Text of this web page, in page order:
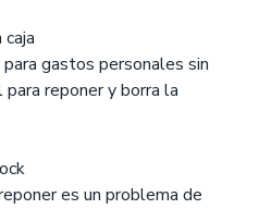
gastos personales sin
reponer y borra la
es un problema de